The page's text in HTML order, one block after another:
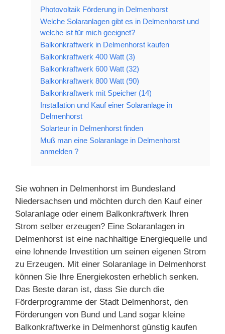
Photovoltaik Förderung in Delmenhorst
Welche Solaranlagen gibt es in Delmenhorst und
welche ist für mich geeignet?
Balkonkraftwerk in Delmenhorst kaufen
Balkonkraftwerk 400 Watt (3)
Balkonkraftwerk 600 Watt (32)
Balkonkraftwerk 800 Watt (90)
Balkonkraftwerk mit Speicher (14)
Installation und Kauf einer Solaranlage in
Delmenhorst
Solarteur in Delmenhorst finden
Muß man eine Solaranlage in Delmenhorst
anmelden ?
Sie wohnen in Delmenhorst im Bundesland
Niedersachsen und möchten durch den Kauf einer
Solaranlage oder einem Balkonkraftwerk Ihren
Strom selber erzeugen? Eine Solaranlagen in
Delmenhorst ist eine nachhaltige Energiequelle und
eine lohnende Investition um seinen eigenen Strom
zu Erzeugen. Mit einer Solaranlage in Delmenhorst
können Sie Ihre Energiekosten erheblich senken.
Das Beste daran ist, dass Sie durch die
Förderprogramme der Stadt Delmenhorst, den
Förderungen von Bund und Land sogar kleine
Balkonkraftwerke in Delmenhorst günstig kaufen